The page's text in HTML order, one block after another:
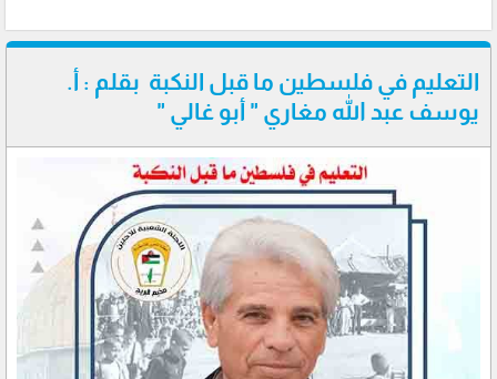
التعليم في فلسطين ما قبل النكبة بقلم : أ.
يوسف عبد الله مغاري " أبو غالي "